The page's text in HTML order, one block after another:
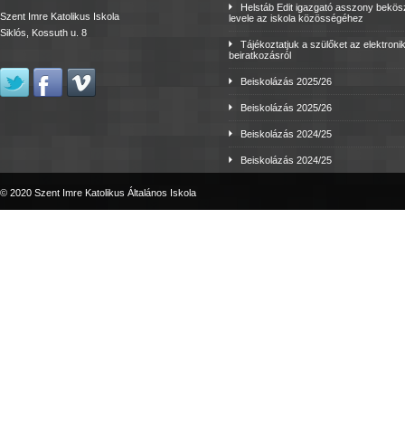
Szent Imre Katolikus Iskola
Siklós, Kossuth u. 8
Helstáb Edit igazgató asszony
levele az iskola közösségéhez
Tájékoztatjuk a szülőket az
beiratkozásról
Beiskolázás 2025/26
Beiskolázás 2025/26
Beiskolázás 2024/25
Beiskolázás 2024/25
© 2020 Szent Imre Katolikus Általános Iskola